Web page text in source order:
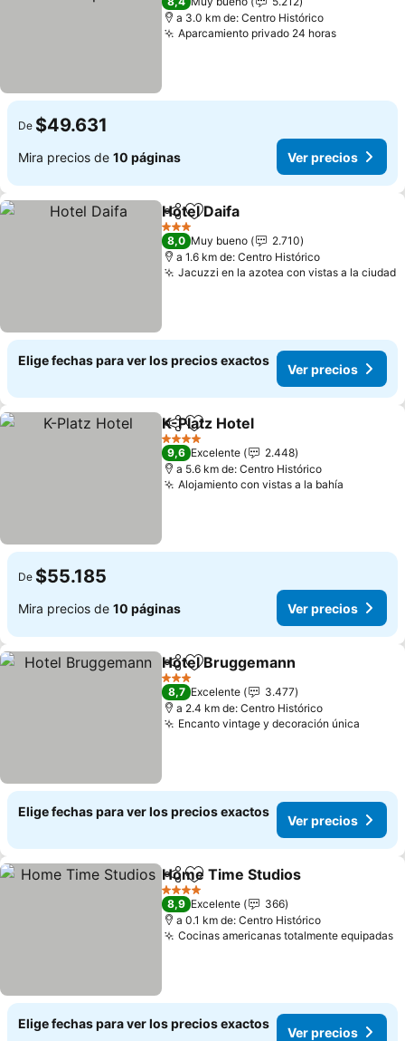
a 3.0 km de: Centro Histórico
Aparcamiento privado 24 horasVer
De $49.631
Mira precios de 10 páginas Ver precios
CompartirAgregar a favoritos
Hotel Daifa
3 Estrellas
8,0 Muy bueno
2.710
a 1.6 km de: Centro Histórico
Jacuzzi en la azotea con vistas a la ciudad
Elige fechas para ver los precios exactos
Ver precios
CompartirAgregar a favoritos
K-Platz Hotel
4 Estrellas
9,6 Excelente
2.448
a 5.6 km de: Centro Histórico
Alojamiento con vistas a la bahía
De $55.185
Mira precios de 10 páginas Ver precios
CompartirAgregar a favoritos
Hotel Bruggemann
3 Estrellas
8,7 Excelente
3.477
a 2.4 km de: Centro Histórico
Encanto vintage y decoración única
Elige fechas para ver los precios exactos
Ver precios
CompartirAgregar a favoritos
Home Time Studios
4 Estrellas
8,9 Excelente
366
a 0.1 km de: Centro Histórico
Cocinas americanas totalmente equipadas
Elige fechas para ver los precios exactos
Ver precios